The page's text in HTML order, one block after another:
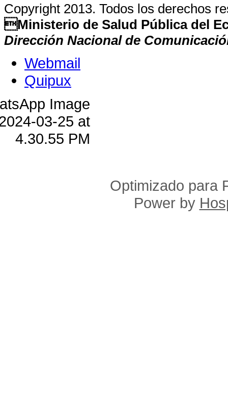
Copyright 2013. Todos los derechos
Ministerio de Salud Pública del
Dirección Nacional de
Webmail
Quipux
Optimizado para
Power by